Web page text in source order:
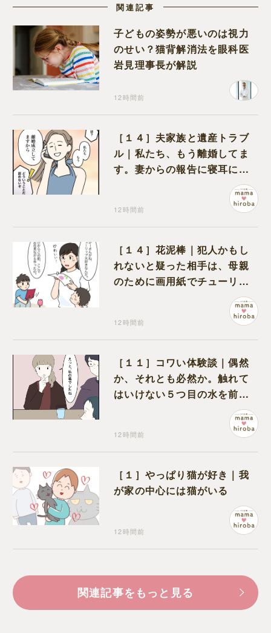
関連記事
子どもの姿勢が悪いのは視力
のせい？猫背解消法を眼科医
岩見理事長が解説
12時間前
［１４］夫家族と遺産トラブ
ル｜私たち、もう離婚してま
す。妻からの報告に寝耳に水
12時間前
［１４］花泥棒｜犯人かもし
れないと疑った相手は、母親
のために画用紙でチューリッ
プを作っていただけだった
12時間前
［１１］コワい体験談｜偶然
か、それとも必然か。触れて
はいけない５つ目の水を前に
12時間前
［１］やっぱり猫が好き｜我
が家の中心には猫がいる
12時間前
関連記事をもっと見る